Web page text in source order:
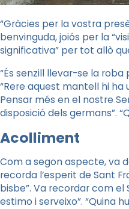
“Gràcies per la vostra
benvinguda, joiós per la
significativa” per tot allò
“És senzill llevar-se la
“Rere aquest mantell hi
Pensar més en el nostre
disposició dels germans”.
Acolliment
Com a segon aspecte, va
recorda l’esperit de Sant
bisbe”. Va recordar com el
estimo i serveixo”. “Quina